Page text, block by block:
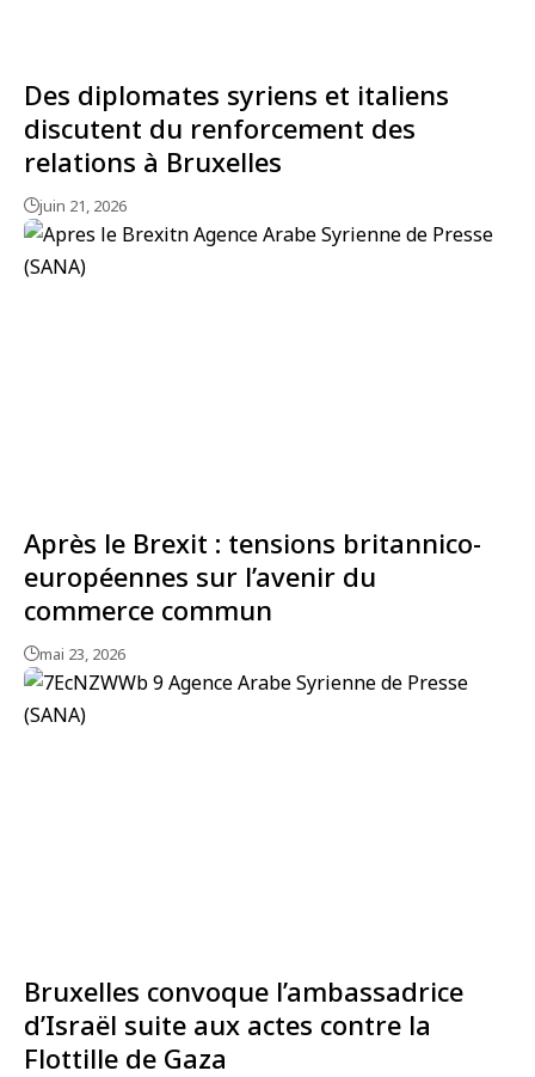
Des diplomates syriens et italiens
discutent du renforcement des
relations à Bruxelles
juin 21, 2026
Après le Brexit : tensions britannico-
européennes sur l’avenir du
commerce commun
mai 23, 2026
Bruxelles convoque l’ambassadrice
d’Israël suite aux actes contre la
Flottille de Gaza